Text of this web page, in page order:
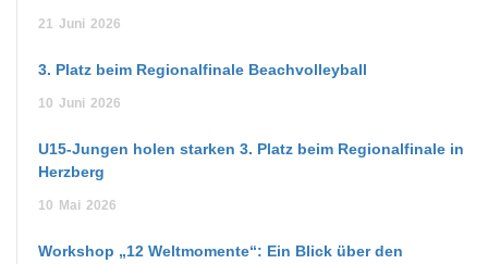
21 Juni 2026
3. Platz beim Regionalfinale Beachvolleyball
10 Juni 2026
U15-Jungen holen starken 3. Platz beim Regionalfinale in
Herzberg
10 Mai 2026
Workshop „12 Weltmomente“: Ein Blick über den